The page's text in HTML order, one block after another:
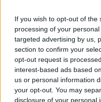
If you wish to opt-out of
processing of your
targeted advertising by us,
section to confirm your
opt-out request is
interest-based ads based
us or personal information
your opt-out. You may
disclosure of your personal
daiCapsule Corp, rinomata
originaria della Valdera e
l'associazioneLesha e con il
ideato la sigla come iniziativa
Mistery&Fantasy.
Mistery&Fantasyè un
Comics - spiega l’assessore
quel fascino misterioso di cui
Capsulediventerà l'inno